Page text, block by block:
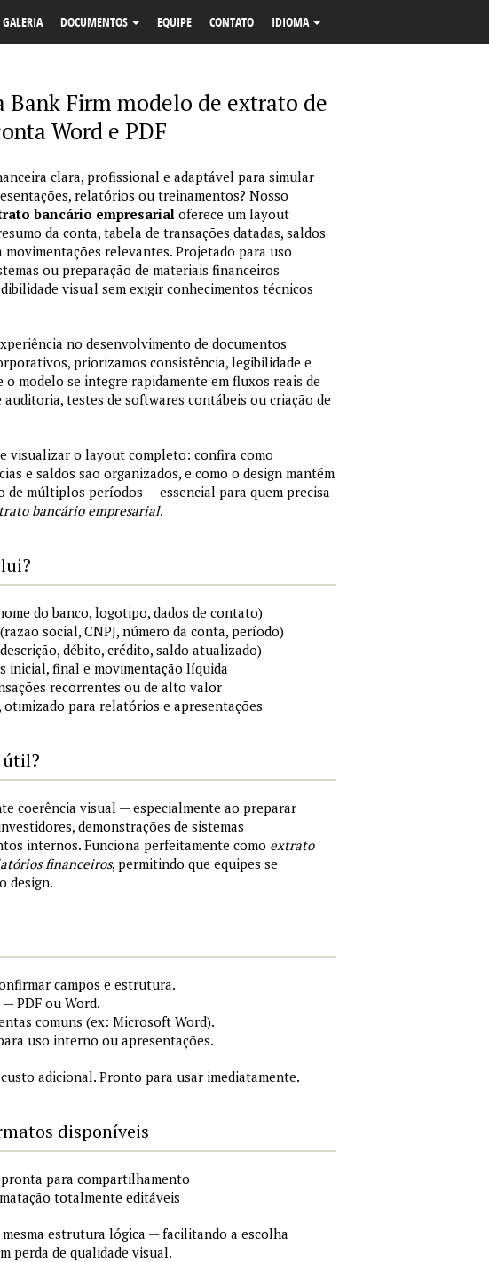
GALERIA DOCUMENTOS EQUIPE CONTATO IDIOMA
Bank Firm modelo de extrato de
Word e PDF
clara, profissional e adaptável para simular
relatórios ou treinamentos? Nosso
bancário empresarialoferece um layout
da conta, tabela de transações datadas, saldos
relevantes. Projetado para uso
ou preparação de materiais financeiros
visual sem exigir conhecimentos técnicos
no desenvolvimento de documentos
priorizamos consistência, legibilidade e
modelo se integre rapidamente em fluxos reais de
testes de softwares contábeis ou criação de
visualizar o layout completo: confira como
e saldos são organizados, e como o design mantém
de múltiplos períodos — essencial para quem precisa
bancário empresarial.
do banco, logotipo, dados de contato)
social, CNPJ, número da conta, período)
débito, crédito, saldo atualizado)
inicial, final e movimentação líquida
recorrentes ou de alto valor
para relatórios e apresentações
útil?
coerência visual — especialmente ao preparar
demonstrações de sistemas
internos. Funciona perfeitamente como extrato
financeiros, permitindo que equipes se
design.
campos e estrutura.
PDF ou Word.
comuns (ex: Microsoft Word).
uso interno ou apresentações.
adicional. Pronto para usar imediatamente.
disponíveis
para compartilhamento
totalmente editáveis
estrutura lógica — facilitando a escolha
perda de qualidade visual.